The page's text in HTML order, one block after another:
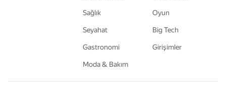
Sağlık
Seyahat
Gastronomi
Moda & Bakım
Oyun
Big Tech
Girişimler